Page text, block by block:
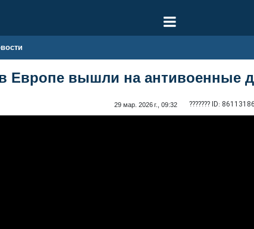
Европе вышли на антивоенные
29 мар. 2026 г., 09:32 ??????? ID: